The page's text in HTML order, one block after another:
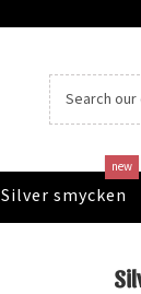
Silver smycken
new